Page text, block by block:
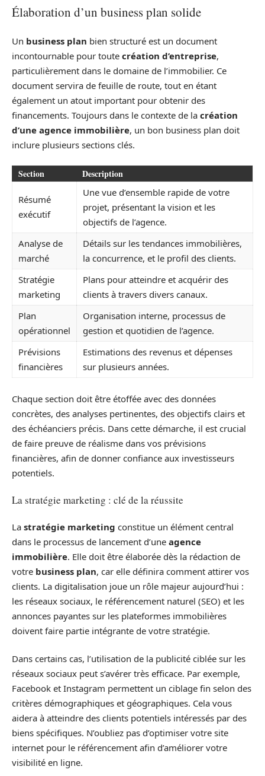
Élaboration d’un business plan solide
Un business plan bien structuré est un document
incontournable pour toute création d’entreprise,
particulièrement dans le domaine de l’immobilier. Ce
document servira de feuille de route, tout en étant
également un atout important pour obtenir des
financements. Toujours dans le contexte de la création
d’une agence immobilière, un bon business plan doit
inclure plusieurs sections clés.
Section Description
Résumé
exécutif
Une vue d’ensemble rapide de votre
projet, présentant la vision et les
objectifs de l’agence.
Analyse de
marché
Détails sur les tendances immobilières,
la concurrence, et le profil des clients.
Stratégie
marketing
Plans pour atteindre et acquérir des
clients à travers divers canaux.
Plan
opérationnel
Organisation interne, processus de
gestion et quotidien de l’agence.
Prévisions
financières
Estimations des revenus et dépenses
sur plusieurs années.
Chaque section doit être étoffée avec des données
concrètes, des analyses pertinentes, des objectifs clairs et
des échéanciers précis. Dans cette démarche, il est crucial
de faire preuve de réalisme dans vos prévisions
financières, afin de donner confiance aux investisseurs
potentiels.
La stratégie marketing : clé de la réussite
La stratégie marketing constitue un élément central
dans le processus de lancement d’une agence
immobilière. Elle doit être élaborée dès la rédaction de
votre business plan, car elle définira comment attirer vos
clients. La digitalisation joue un rôle majeur aujourd’hui :
les réseaux sociaux, le référencement naturel (SEO) et les
annonces payantes sur les plateformes immobilières
doivent faire partie intégrante de votre stratégie.
Dans certains cas, l’utilisation de la publicité ciblée sur les
réseaux sociaux peut s’avérer très efficace. Par exemple,
Facebook et Instagram permettent un ciblage fin selon des
critères démographiques et géographiques. Cela vous
aidera à atteindre des clients potentiels intéressés par des
biens spécifiques. N’oubliez pas d’optimiser votre site
internet pour le référencement afin d’améliorer votre
visibilité en ligne.